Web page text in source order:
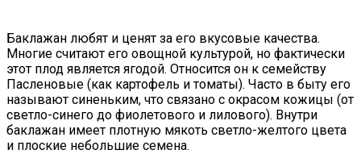
Баклажан любят и ценят за его вкусовые качества.
Многие считают его овощной культурой, но фактически
этот плод является ягодой. Относится он к семейству
Пасленовые (как картофель и томаты). Часто в быту его
называют синеньким, что связано с окрасом кожицы (от
светло-синего до фиолетового и лилового). Внутри
баклажан имеет плотную мякоть светло-желтого цвета
и плоские небольшие семена.